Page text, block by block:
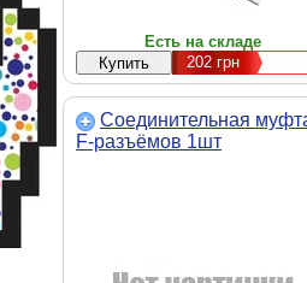
Есть на складе
202грн
Соединительная
F-разъёмов 1шт